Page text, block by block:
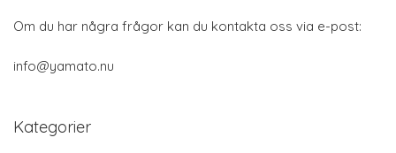
Om du har några frågor kan du kontakta oss via e-post:
info@yamato.nu
Kategorier